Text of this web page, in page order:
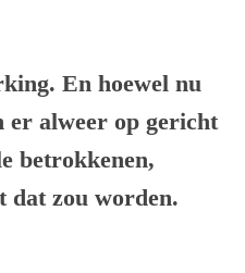
En hoewel nu
er alweer op gericht
betrokkenen,
dat zou worden.